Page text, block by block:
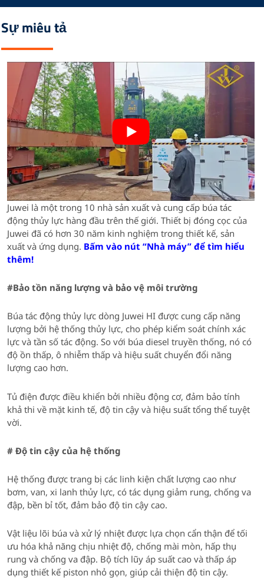
Sự miêu tả
Juwei là một trong 10 nhà sản xuất và cung cấp búa tác
động thủy lực hàng đầu trên thế giới. Thiết bị đóng cọc của
Juwei đã có hơn 30 năm kinh nghiệm trong thiết kế, sản
xuất và ứng dụng. Bấm vào nút “Nhà máy” để tìm hiểu
thêm!
#Bảo tồn năng lượng và bảo vệ môi trường
Búa tác động thủy lực dòng Juwei HI được cung cấp năng
lượng bởi hệ thống thủy lực, cho phép kiểm soát chính xác
lực và tần số tác động. So với búa diesel truyền thống, nó có
độ ồn thấp, ô nhiễm thấp và hiệu suất chuyển đổi năng
lượng cao hơn.
Tủ điện được điều khiển bởi nhiều động cơ, đảm bảo tính
khả thi về mặt kinh tế, độ tin cậy và hiệu suất tổng thể tuyệt
vời.
# Độ tin cậy của hệ thống
Hệ thống được trang bị các linh kiện chất lượng cao như
bơm, van, xi lanh thủy lực, có tác dụng giảm rung, chống va
đập, bền bỉ tốt, đảm bảo độ tin cậy cao.
Vật liệu lõi búa và xử lý nhiệt được lựa chọn cẩn thận để tối
ưu hóa khả năng chịu nhiệt độ, chống mài mòn, hấp thụ
rung và chống va đập. Bộ tích lũy áp suất cao và thấp áp
dụng thiết kế piston nhỏ gọn, giúp cải thiện độ tin cậy.